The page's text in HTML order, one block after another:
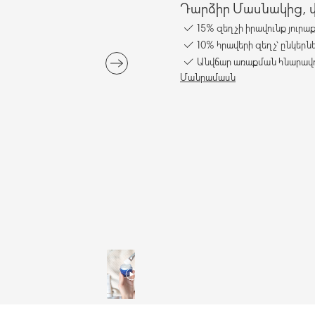
Դարձիր Մասնակից,
15% զեղչի իրավունք
10% հրավերի զեղչ՝
Անվճար առաքման
Մանրամասն